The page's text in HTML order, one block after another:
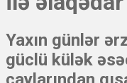
Yaxın günlər
güclü külək